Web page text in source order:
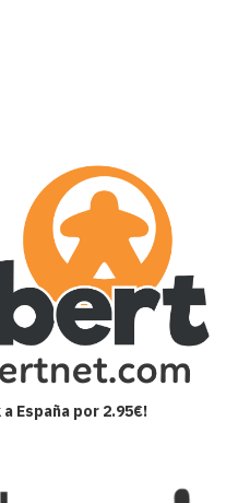
a España por 2.95€!